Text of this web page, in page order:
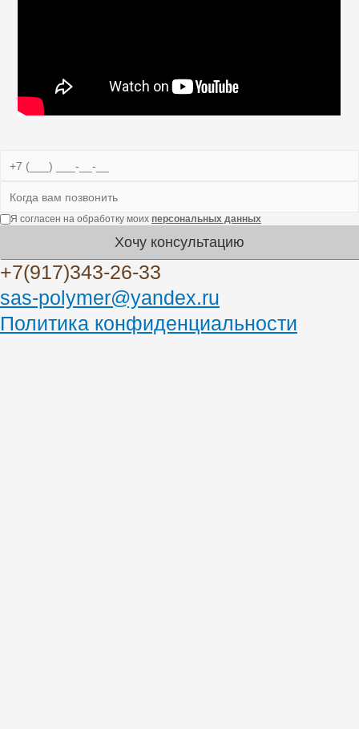
Я согласен на обработку моих персональных данных
Хочу консультацию
+7(917)343-26-33
sas-polymer@yandex.ru
Политика конфиденциальности